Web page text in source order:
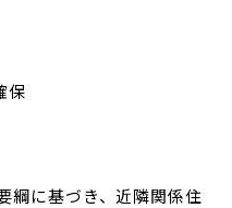
保
綱に基づき、近隣関係住